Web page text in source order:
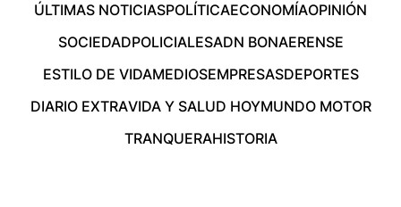
ÚLTIMAS NOTICIASPOLÍTICAECONOMÍAOPINIÓN
SOCIEDADPOLICIALESADN BONAERENSE
ESTILO DE VIDAMEDIOSEMPRESASDEPORTES
DIARIO EXTRAVIDA Y SALUD HOYMUNDO MOTOR
TRANQUERAHISTORIA